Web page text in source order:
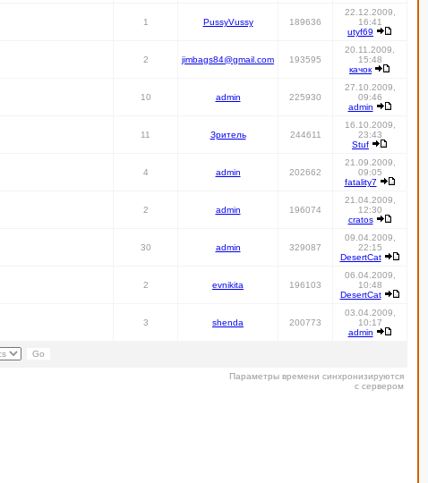
1 PussyVussy 189636
22.12.2009,
16:41
utyf69
2 jimbags84@gmail.com 193595
20.11.2009,
15:48
качок
10 admin 225930
27.10.2009,
09:46
admin
11 Зритель 244611
16.10.2009,
23:43
Stuf
4 admin 202662
21.09.2009,
09:05
fatality7
2 admin 196074
21.04.2009,
12:30
cratos
30 admin 329087
09.04.2009,
22:15
DesertCat
2 evnikita 196103
06.04.2009,
10:48
DesertCat
3 shenda 200773
03.04.2009,
10:17
admin
Параметры времени синхронизируются
с сервером